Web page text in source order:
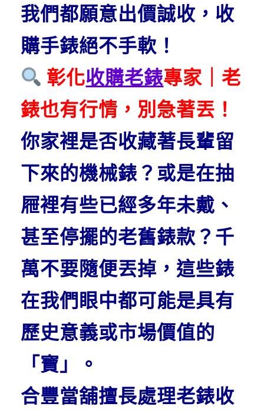
我們都願意出價誠收，收
購手錶絕不手軟！
彰化收購老錶專家｜老
錶也有行情，別急著丟！
你家裡是否收藏著長輩留
下來的機械錶？或是在抽
屜裡有些已經多年未戴、
甚至停擺的老舊錶款？千
萬不要隨便丟掉，這些錶
在我們眼中都可能是具有
歷史意義或市場價值的
「寶」。
合豐當舖擅長處理老錶收